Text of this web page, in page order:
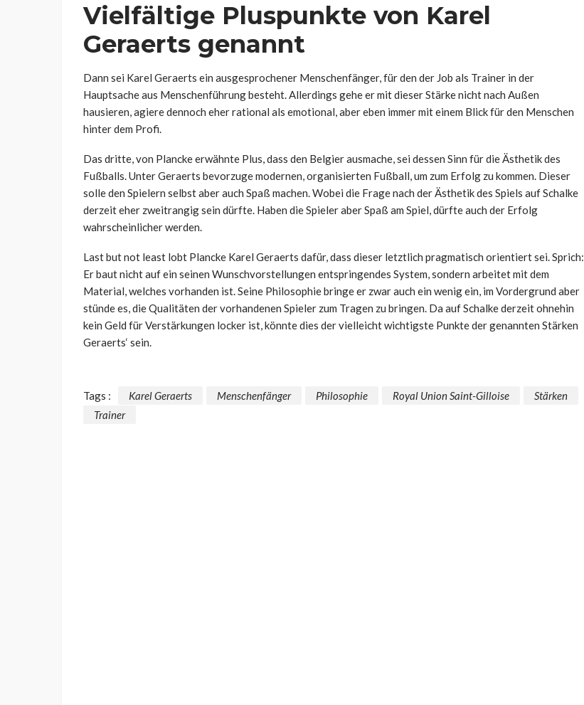
Vielfältige Pluspunkte von Karel
Geraerts genannt
Dann sei Karel Geraerts ein ausgesprochener Menschenfänger, für den der Job als Trainer in der
Hauptsache aus Menschenführung besteht. Allerdings gehe er mit dieser Stärke nicht nach Außen
hausieren, agiere dennoch eher rational als emotional, aber eben immer mit einem Blick für den Menschen
hinter dem Profi.
Das dritte, von Plancke erwähnte Plus, dass den Belgier ausmache, sei dessen Sinn für die Ästhetik des
Fußballs. Unter Geraerts bevorzuge modernen, organisierten Fußball, um zum Erfolg zu kommen. Dieser
solle den Spielern selbst aber auch Spaß machen. Wobei die Frage nach der Ästhetik des Spiels auf Schalke
derzeit eher zweitrangig sein dürfte. Haben die Spieler aber Spaß am Spiel, dürfte auch der Erfolg
wahrscheinlicher werden.
Last but not least lobt Plancke Karel Geraerts dafür, dass dieser letztlich pragmatisch orientiert sei. Sprich:
Er baut nicht auf ein seinen Wunschvorstellungen entspringendes System, sondern arbeitet mit dem
Material, welches vorhanden ist. Seine Philosophie bringe er zwar auch ein wenig ein, im Vordergrund aber
stünde es, die Qualitäten der vorhandenen Spieler zum Tragen zu bringen. Da auf Schalke derzeit ohnehin
kein Geld für Verstärkungen locker ist, könnte dies der vielleicht wichtigste Punkte der genannten Stärken
Geraerts‘ sein.
Tags : Karel Geraerts Menschenfänger Philosophie Royal Union Saint-Gilloise
Stärken
Trainer